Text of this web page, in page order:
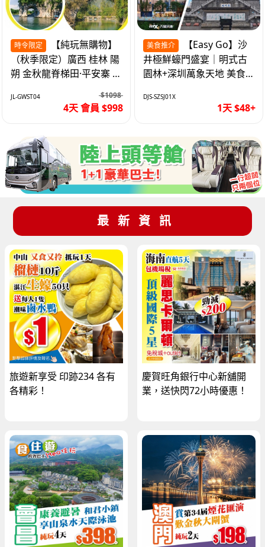
時令限定
（秋季限定）廣西 桂林 陽
朔 金秋龍脊梯田·平安寨 城
4天
JL-GWST04 $1098
4天 會員 $998
美食推介
井極鮮蠔門盛宴｜明式古
園林+深圳萬象天地 美食
DJS-SZSJ01X
1天 $48+
最新資訊
旅遊新享受 印跡234 各有
各精彩！
慶賀旺角銀行中心新舖開
業，送快閃72小時優惠！